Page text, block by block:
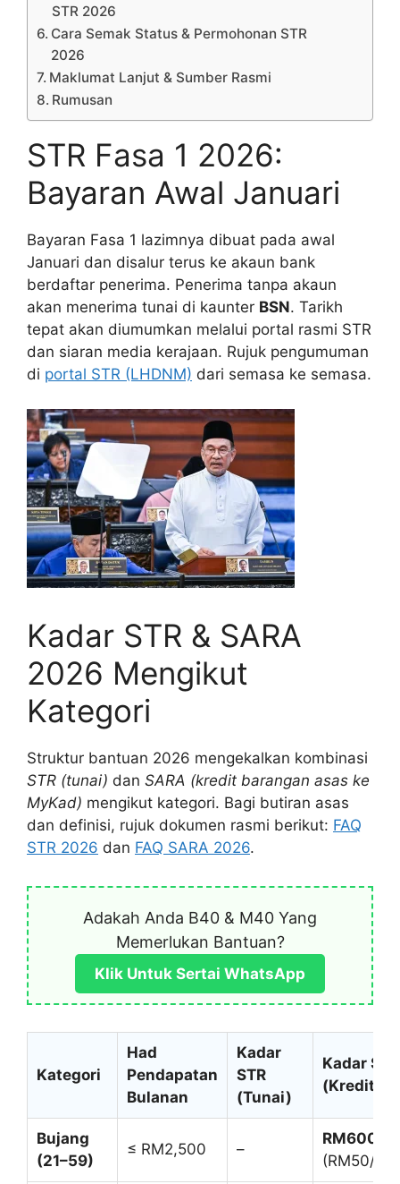
STR 2026
Cara Semak Status & Permohonan STR
2026
Maklumat Lanjut & Sumber Rasmi
Rumusan
STR Fasa 1 2026:
Bayaran Awal Januari
Bayaran Fasa 1 lazimnya dibuat pada awal
Januari dan disalur terus ke akaun bank
berdaftar penerima. Penerima tanpa akaun
akan menerima tunai di kaunter BSN. Tarikh
tepat akan diumumkan melalui portal rasmi STR
dan siaran media kerajaan. Rujuk pengumuman
di portal STR (LHDNM) dari semasa ke semasa.
Kadar STR & SARA
2026 Mengikut
Kategori
Struktur bantuan 2026 mengekalkan kombinasi
STR (tunai) dan SARA (kredit barangan asas ke
MyKad) mengikut kategori. Bagi butiran asas
dan definisi, rujuk dokumen rasmi berikut: FAQ
STR 2026 dan FAQ SARA 2026.
Adakah Anda B40 & M40 Yang
Memerlukan Bantuan?
Klik Untuk Sertai WhatsApp
Kategori
Had
Pendapatan
Bulanan
Kadar
STR
(Tunai)
Kadar
(Kredit
Bujang
(21–59)
≤ RM2,500 –
RM600/
(RM50/